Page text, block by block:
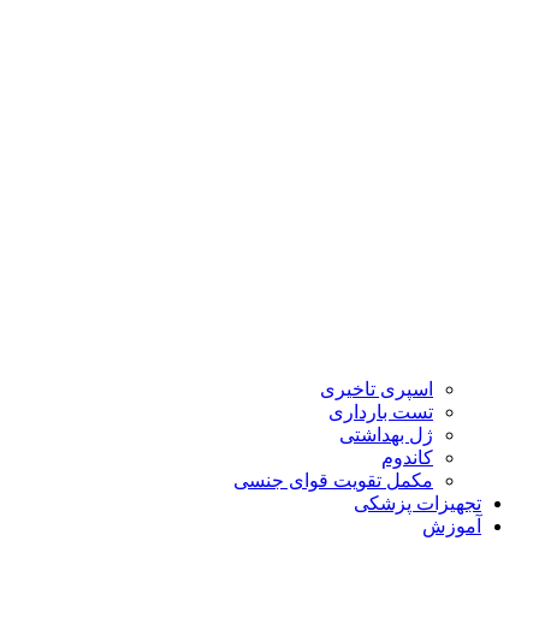
اسپری تاخیری
تست بارداری
ژل بهداشتی
کاندوم
مکمل تقویت قوای جنسی
تجهیزات پزشکی
آموزش